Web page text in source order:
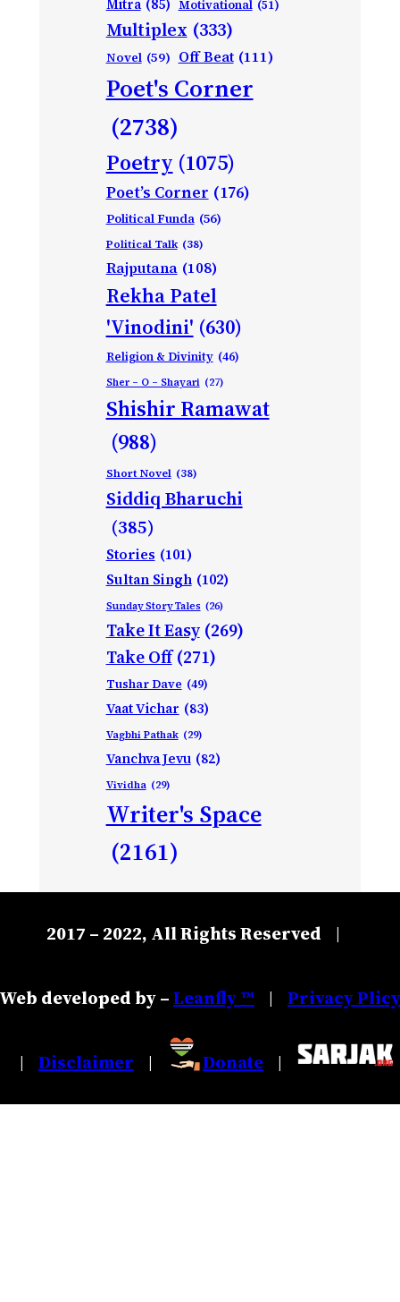
Mitra (85) Motivational (51)
Multiplex (333)
Novel (59) Off Beat (111)
Poet's Corner
(2738)
Poetry (1075)
Poet’s Corner (176)
Political Funda (56)
Political Talk (38)
Rajputana (108)
Rekha Patel
'Vinodini' (630)
Religion & Divinity (46)
Sher – O – Shayari (27)
Shishir Ramawat
(988)
Short Novel (38)
Siddiq Bharuchi
(385)
Stories (101)
Sultan Singh (102)
Sunday Story Tales (26)
Take It Easy (269)
Take Off (271)
Tushar Dave (49)
Vaat Vichar (83)
Vagbhi Pathak (29)
Vanchva Jevu (82)
Vividha (29)
Writer's Space
(2161)
2017 – 2022, All Rights Reserved |
Web developed by –Leanfly ™ | Privacy Plicy
| Disclaimer | Donate |